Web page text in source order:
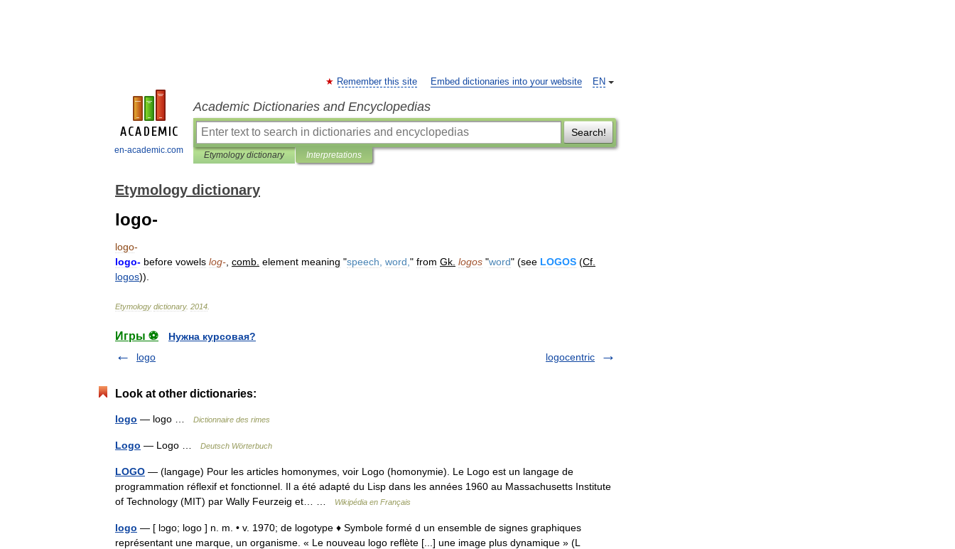
en-academic.com
EN
Remember this site Embed dictionaries into your website
Academic Dictionaries and Encyclopedias
Search!
Etymology dictionary Interpretations
Etymology dictionary
logo-
logo-
logo- before vowels log- comb element meaning "speech word " from Gk logos "word" (see LOGOS (Cf
logos)).
Etymology dictionary. 2014
Игры ⚽
Нужна курсовая?
logo
logocentric
Look at other dictionaries:
logo — logo … Dictionnaire des rimes
Logo — Logo … Deutsch Wörterbuch
LOGO — (langage) Pour les articles homonymes, voir Logo (homonymie). Le Logo est un langage de
programmation réflexif et fonctionnel. Il a été adapté du Lisp dans les années 1960 au Massachusetts Institute
of Technology (MIT) par Wally Feurzeig et… …
Wikipédia en Français
logo — [ lɔgo; logo ] n. m. • v. 1970; de logotype ♦ Symbole formé d un ensemble de signes graphiques
représentant une marque, un organisme. « Le nouveau logo reflète [...] une image plus dynamique » (L